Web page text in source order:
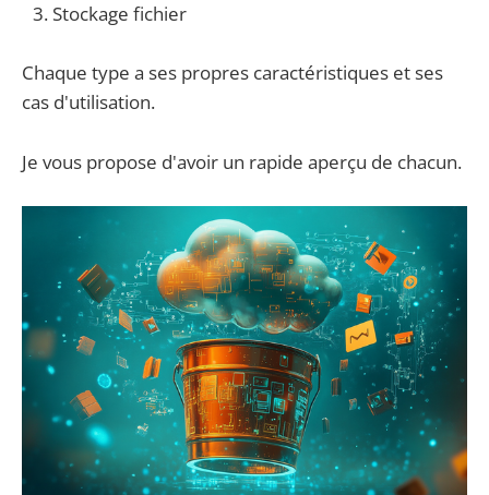
Stockage fichier
Chaque type a ses propres caractéristiques et ses
cas d'utilisation.
Je vous propose d'avoir un rapide aperçu de chacun.